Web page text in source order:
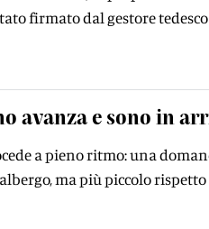
firmato dal gestore
avanza e sono in
a pieno ritmo: una
ma più piccolo